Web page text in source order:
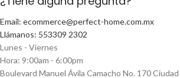
Email: ecommerce@perfect-home.com.mx
Llámanos: 553309 2302
Lunes - Viernes
Hora: 9:00am - 6:00pm
Boulevard Manuel Ávila Camacho No. 170